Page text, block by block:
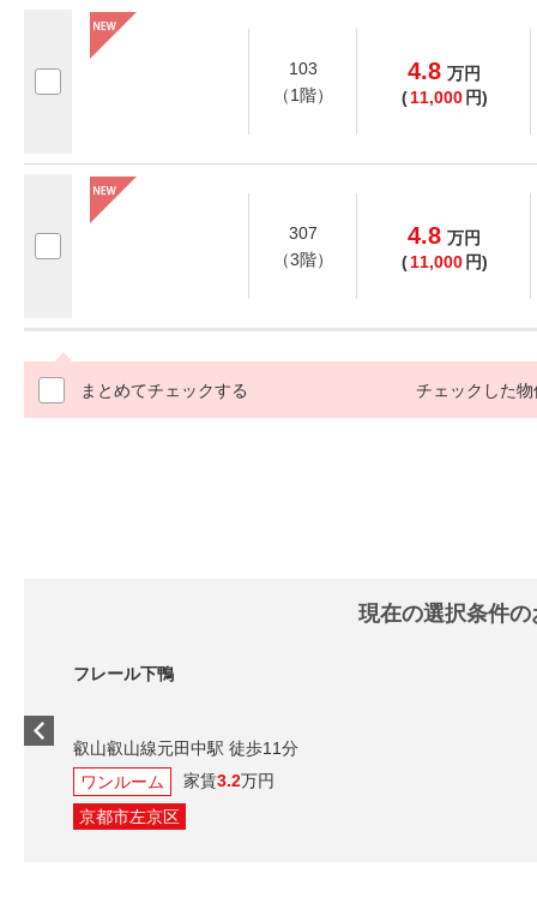
103
（1階）
4.8 万円
( 11,000 円)
307
（3階）
4.8 万円
( 11,000 円)
まとめてチェックする チェックした物
現在の選択条件